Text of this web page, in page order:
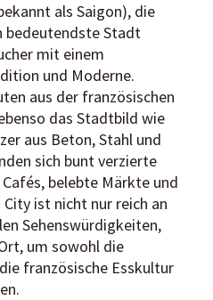
als Saigon), die
bedeutendste Stadt
mit einem
und Moderne.
aus der französischen
das Stadtbild wie
aus Beton, Stahl und
sich bunt verzierte
belebte Märkte und
ist nicht nur reich an
Sehenswürdigkeiten,
um sowohl die
französische Esskultur